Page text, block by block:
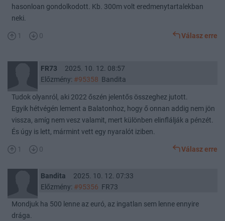
hasonloan gondolkodott. Kb. 300m volt eredmenytartalekban
neki.
1 0 Válasz erre
FR73
2025. 10. 12. 08:57
Előzmény: #95358 Bandita
Tudok olyanról, aki 2022 őszén jelentős összeghez jutott.
Egyik hétvégén lement a Balatonhoz, hogy ő onnan addig nem jön
vissza, amíg nem vesz valamit, mert különben elinflálják a pénzét.
És úgy is lett, mármint vett egy nyaralót iziben.
1 0 Válasz erre
Bandita
2025. 10. 12. 07:33
Előzmény: #95356 FR73
Mondjuk ha 500 lenne az euró, az ingatlan sem lenne ennyire
drága.